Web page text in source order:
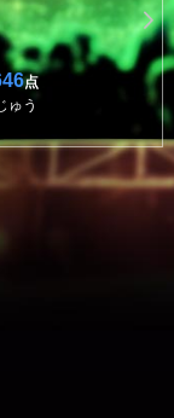
点
ゅう